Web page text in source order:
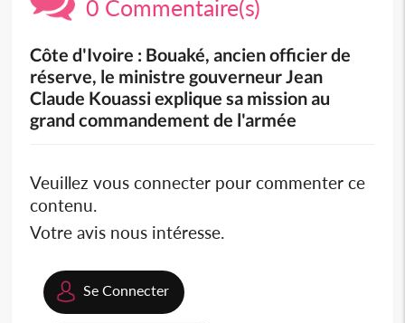
0 Commentaire(s)
Côte d'Ivoire : Bouaké, ancien officier de
réserve, le ministre gouverneur Jean
Claude Kouassi explique sa mission au
grand commandement de l'armée
Veuillez vous connecter pour commenter ce
contenu.
Votre avis nous intéresse.
Se Connecter